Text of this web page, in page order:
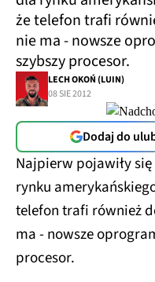
że telefon trafi
nie ma - nowsze
szybszy procesor.
LECH OKOŃ (LUIN)
08 SIE 2012
Dodaj do
Najpierw pojawiły
rynku
telefon trafi również
ma - nowsze
procesor.